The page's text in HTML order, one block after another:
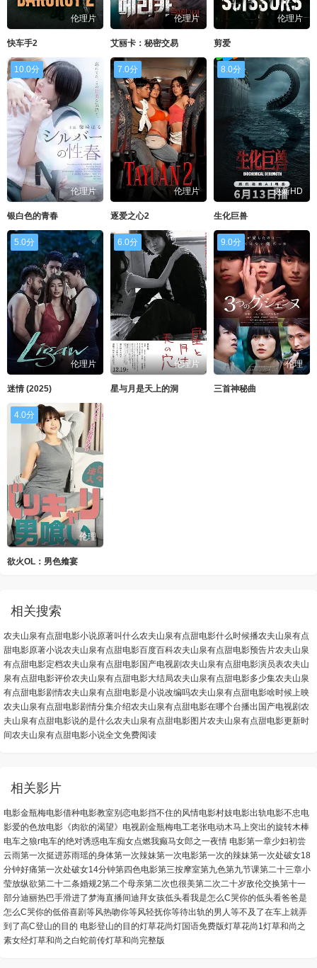
伦理片
快车手2
伦理片
艾丽卡：秘密交易
伦理片
剪爱
10.0分
伦理片
银白色的青春
7.0分
伦理片
逐爱之心2
8.0分
更新HD
生化巨兽
5.0分
伦理片
迷情 (2025)
6.0分
伦理片
星与月是天上的洞
9.0分
伦理
三首神秘曲
4.0分
伦理
欲火OL：男色飨宴
相关搜索
农夫山泉有点甜电影小说原著叫什么农夫山泉有点甜电影什么时候播农夫山泉有点
甜电影原著小说农夫山泉有点甜电影百度百科农夫山泉有点甜电影预告片农夫山泉
有点甜电影定档农夫山泉有点甜电影国产电视剧农夫山泉有点甜电影演员表农夫山
泉有点甜电影评价农夫山泉有点甜电影大结局农夫山泉有点甜电影多少集农夫山泉
有点甜电影剧情农夫山泉有点甜电影是小说改编吗农夫山泉有点甜电影啥时候上映
农夫山泉有点甜电影剧情分集介绍农夫山泉有点甜电影在哪个台播出 国产电视剧农
夫山泉有点甜电影说的是什么农夫山泉有点甜电影图片农夫山泉有点甜电影更新时
间农夫山泉有点甜电影小说全文免费阅读
相关影片
电影金瓶梅电影借种电影教室别恋电影挡不住的风情电影村妓电影出轨 电影不忠电
影爱的色放电影《肉欲的渴望》 电视剧金瓶梅电工老张电动木马上突出的旋转木棒
电车之狼r电车的绝对诱惑电车痴女点燃我癫马女郎之一夜情 电影第一章少妇初尝
云雨第一次挺进苏雨瑶的身体第一次辣妹第一次电影第一次的辣妹第一次处破女18
分钟好痛第一次处破女14分钟第四色电影第三按摩室第九色第九节课第二十三章小
莹放纵欲第二十二条婚规2第二个母亲第二次也很美第二次二十岁敌伦交换第十一
部分迪丽热巴手滑进了梦海直播间迪拜女孩低头看我是怎么C哭你的低头看爸爸是
怎么C哭你的低俗喜剧等风热吻你等风轻抚你等待出轨的男人 等不及了在车上就弄
到了高C登山的目的 电影登山的目的灯草花尚灯国语免费版灯草花尚1 灯草和尚之
素女经灯草和尚之白蛇前传灯草和尚完整版